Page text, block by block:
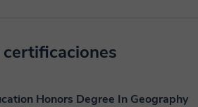
Honors Degree In Geography